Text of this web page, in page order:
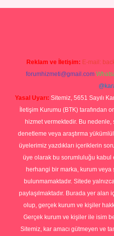
Reklam ve İletişim: E-mail:
forumhizmeti@gmail.com
Yasal Uyarı: Sitemiz, 5651 Sayılı
İletişim Kurumu (BTK) tarafından
hizmet vermektedir. Bu
denetleme veya araştırma
üyelerimiz yazdıkları içeriklerin
üye olarak bu sorumluluğu kabul
herhangi bir marka, kurum veya
bulunmamaktadır. Sitede
paylaşılmaktadır. Burada yer alan
olup, gerçek kurum ve kişiler
Gerçek kurum ve kişiler ile isim
Sitemiz, kar amacı gütmeyen ve